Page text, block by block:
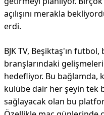
açılışını merakla
erdi.
BJK TV, Beşiktaş'ın
branşlarındaki
hedefliyor. Bu bağlamda,
kulübe dair her şeyin tek
sağlayacak olan bu